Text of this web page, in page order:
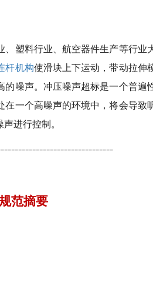
塑料行业、航空器件生产等行业
杆机构使滑块上下运动，带动拉伸
噪声。冲压噪声超标是一个普遍
一个高噪声的环境中，将会导致
进行控制。
范摘要